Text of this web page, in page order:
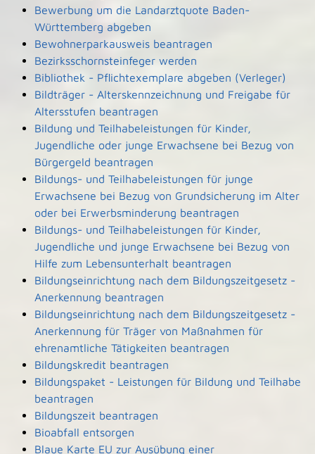
Bewerbung um die Landarztquote Baden-
Württemberg abgeben
Bewohnerparkausweis beantragen
Bezirksschornsteinfeger werden
Bibliothek - Pflichtexemplare abgeben (Verleger)
Bildträger - Alterskennzeichnung und Freigabe für
Altersstufen beantragen
Bildung und Teilhabeleistungen für Kinder,
Jugendliche oder junge Erwachsene bei Bezug von
Bürgergeld beantragen
Bildungs- und Teilhabeleistungen für junge
Erwachsene bei Bezug von Grundsicherung im Alter
oder bei Erwerbsminderung beantragen
Bildungs- und Teilhabeleistungen für Kinder,
Jugendliche und junge Erwachsene bei Bezug von
Hilfe zum Lebensunterhalt beantragen
Bildungseinrichtung nach dem Bildungszeitgesetz -
Anerkennung beantragen
Bildungseinrichtung nach dem Bildungszeitgesetz -
Anerkennung für Träger von Maßnahmen für
ehrenamtliche Tätigkeiten beantragen
Bildungskredit beantragen
Bildungspaket - Leistungen für Bildung und Teilhabe
beantragen
Bildungszeit beantragen
Bioabfall entsorgen
Blaue Karte EU zur Ausübung einer